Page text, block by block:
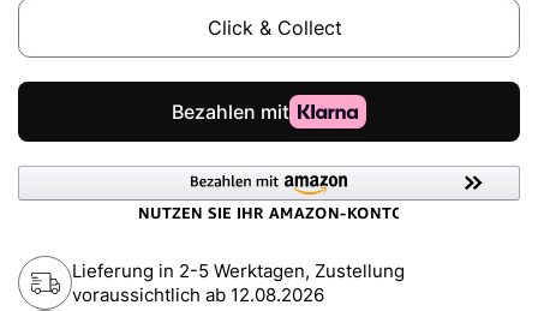
Click & Collect
Lieferung in 2-5 Werktagen, Zustellung
voraussichtlich ab 12.08.2026